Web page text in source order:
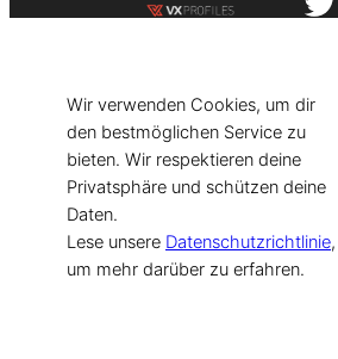
[current_year] VISIT-X.
for Models &
Wir verwenden Cookies, um dir
den bestmöglichen Service zu
bieten. Wir respektieren deine
Privatsphäre und schützen deine
Daten.
Lese unsere Datenschutzrichtlinie,
um mehr darüber zu erfahren.